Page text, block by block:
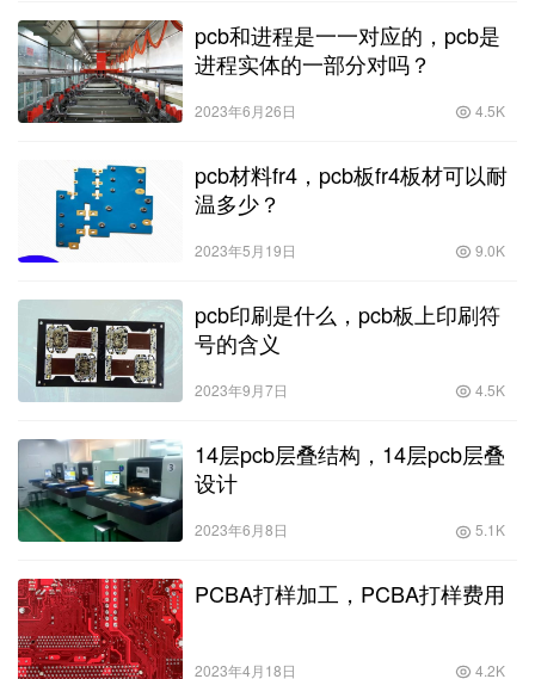
pcb和进程是一一对应的，pcb是
进程实体的一部分对吗？
2023年6月26日 4.5K
pcb材料fr4，pcb板fr4板材可以耐
温多少？
2023年5月19日 9.0K
pcb印刷是什么，pcb板上印刷符
号的含义
2023年9月7日 4.5K
14层pcb层叠结构，14层pcb层叠
设计
2023年6月8日 5.1K
PCBA打样加工，PCBA打样费用
2023年4月18日 4.2K